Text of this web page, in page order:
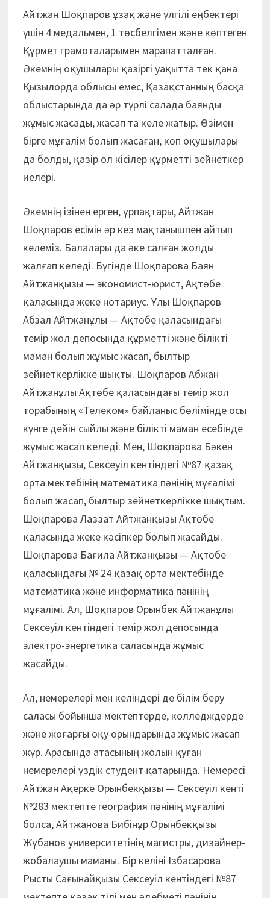
Айтжан Шоқпаров ұзақ және үлгілі еңбектері
үшін 4 медальмен, 1 төсбелгімен және көптеген
Құрмет грамоталарымен марапатталған.
Әкемнің оқушылары қазіргі уақытта тек қана
Қызылорда облысы емес, Қазақстанның басқа
облыстарында да әр түрлі салада баянды
жұмыс жасады, жасап та келе жатыр. Өзімен
бірге мұғалім болып жасаған, көп оқушылары
да болды, қазір ол кісілер құрметті зейнеткер
иелері.
Әкемнің ізінен ерген, ұрпақтары, Айтжан
Шоқпаров есімін әр кез мақтанышпен айтып
келеміз. Балалары да әке салған жолды
жалғап келеді. Бүгінде Шоқпарова Баян
Айтжанқызы — экономист-юрист, Ақтөбе
қаласында жеке нотариус. Ұлы Шоқпаров
Абзал Айтжанұлы — Ақтөбе қаласындағы
темір жол депосында құрметті және білікті
маман болып жұмыс жасап, былтыр
зейнеткерлікке шықты. Шоқпаров Абжан
Айтжанұлы Ақтөбе қаласындағы темір жол
торабының «Телеком» байланыс бөлімінде осы
күнге дейін сыйлы және білікті маман есебінде
жұмыс жасап келеді. Мен, Шоқпарова Бәкен
Айтжанқызы, Сексеуіл кентіндегі №87 қазақ
орта мектебінің математика пәнінің мұғалімі
болып жасап, былтыр зейнеткерлікке шықтым.
Шоқпарова Лаззат Айтжанқызы Ақтөбе
қаласында жеке кәсіпкер болып жасайды.
Шоқпарова Бағила Айтжанқызы — Ақтөбе
қаласындағы № 24 қазақ орта мектебінде
математика және информатика пәнінің
мұғалімі. Ал, Шоқпаров Орынбек Айтжанұлы
Сексеуіл кентіндегі темір жол депосында
электро-энергетика саласында жұмыс
жасайды.
Ал, немерелері мен келіндері де білім беру
саласы бойынша мектептерде, колледждерде
және жоғарғы оқу орындарында жұмыс жасап
жүр. Арасында атасының жолын қуған
немерелері үздік студент қатарында. Немересі
Айтжан Ақерке Орынбекқызы — Сексеуіл кенті
№283 мектепте география пәнінің мұғалімі
болса, Айтжанова Бибінұр Орынбекқызы
Жұбанов университетінің магистры, дизайнер-
жобалаушы маманы. Бір келіні Ізбасарова
Рысты Сағынайқызы Сексеуіл кентіндегі №87